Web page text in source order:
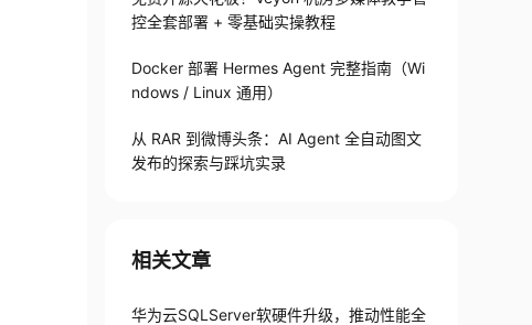
控全套部署 + 零基础实操教程
Docker 部署 Hermes Agent 完整指南（Wi
ndows / Linux 通用）
从 RAR 到微博头条：AI Agent 全自动图文
发布的探索与踩坑实录
相关文章
华为云SQLServer软硬件升级，推动性能全